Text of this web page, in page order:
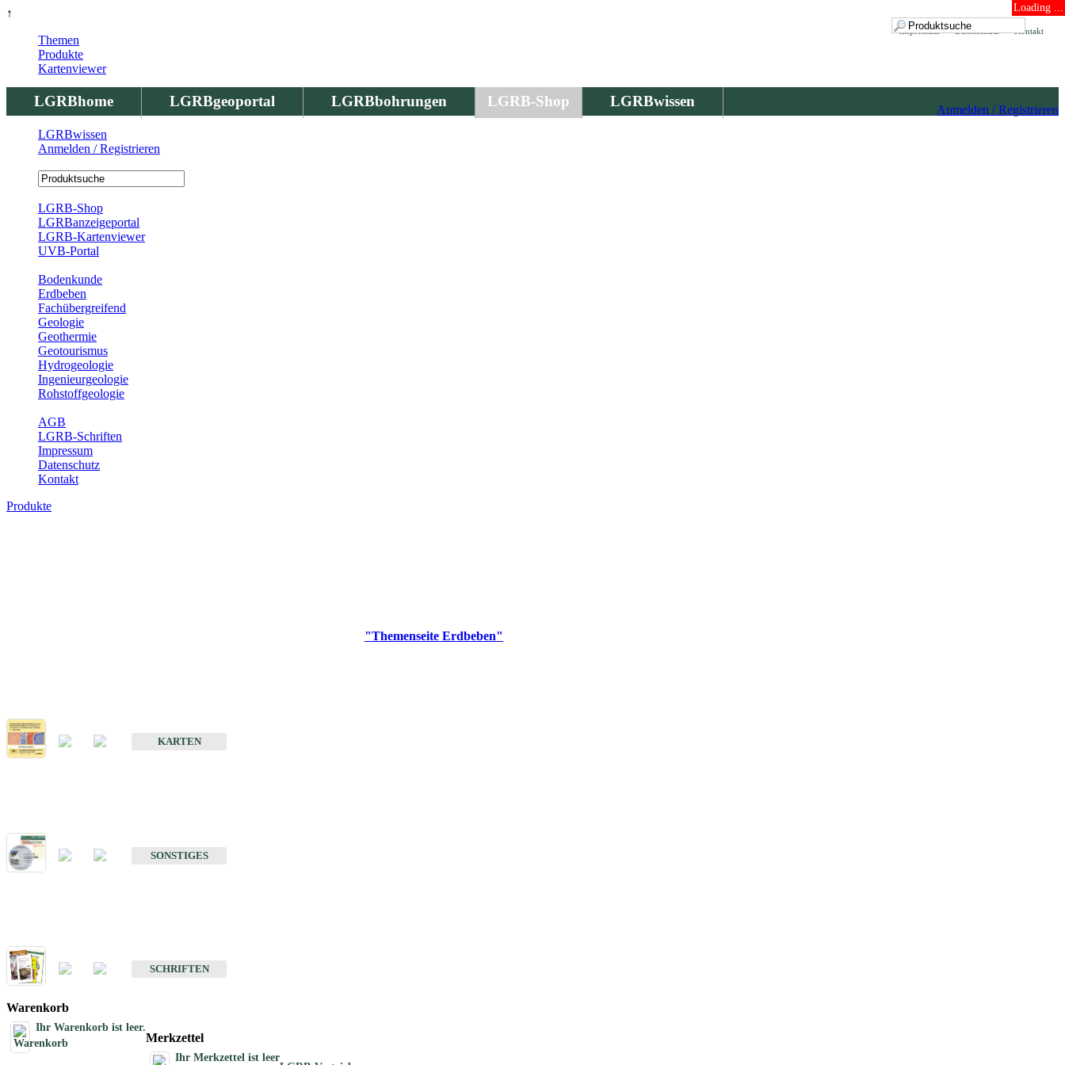
↑ Loading ...
Kontakt
Datenschutz
Impressum
LGRBhome LGRBgeoportal LGRBbohrungen LGRB-Shop LGRBwissen
Anmelden / Registrieren
Themen
Produkte
Kartenviewer
LGRBwissen
Anmelden / Registrieren
LGRB-Shop
LGRBanzeigeportal
LGRB-Kartenviewer
UVB-Portal
Bodenkunde
Erdbeben
Fachübergreifend
Geologie
Geothermie
Geotourismus
Hydrogeologie
Ingenieurgeologie
Rohstoffgeologie
AGB
LGRB-Schriften
Impressum
Datenschutz
Kontakt
Produkte
"Themenseite Erdbeben"
KARTEN
SONSTIGES
SCHRIFTEN
Warenkorb
Ihr Warenkorb ist leer.
Merkzettel
Ihr Merkzettel ist leer